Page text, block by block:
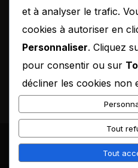
NEWSLETTER
CGU
et à analyser le trafic.
cookies à autoriser en
Personnaliser. Cliquez
pour consentir ou sur
décliner les cookies non
Tout
Tout